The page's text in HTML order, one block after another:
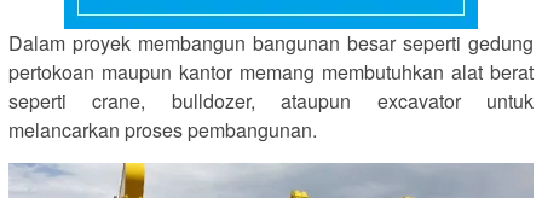
Dalam proyek membangun bangunan besar seperti gedung
pertokoan maupun kantor memang membutuhkan alat berat
seperti crane, bulldozer, ataupun excavator untuk
melancarkan proses pembangunan.